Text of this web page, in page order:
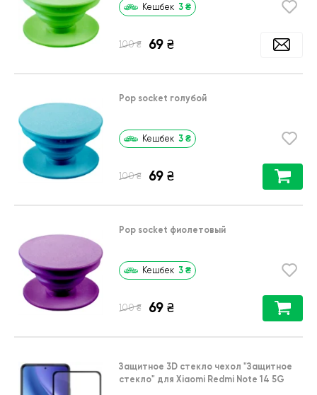
Кешбек 3 ₴
100 ₴ 69 ₴
Pop socket голубой
Кешбек 3 ₴
100 ₴ 69 ₴
Pop socket фиолетовый
Кешбек 3 ₴
100 ₴ 69 ₴
Защитное 3D стекло чехол "Защитное
стекло" для Xiaomi Redmi Note 14 5G